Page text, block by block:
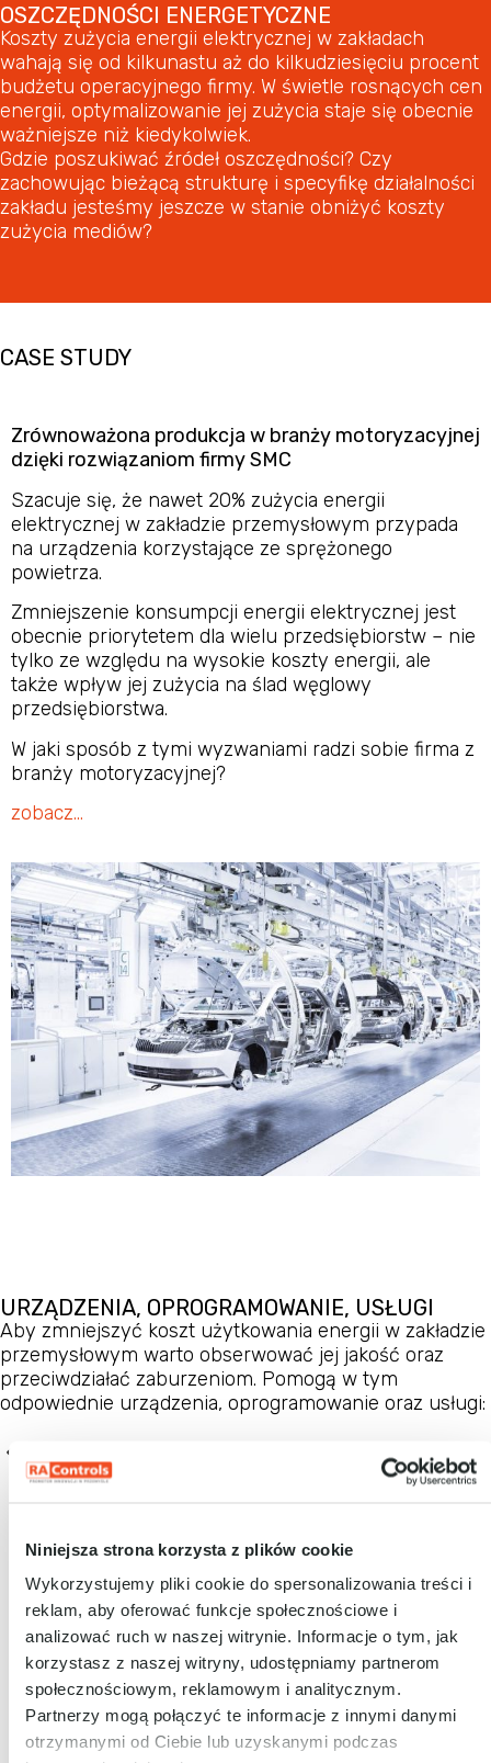
Niniejsza strona korzysta z plików cookie
Wykorzystujemy pliki cookie do spersonalizowania treści i
reklam, aby oferować funkcje społecznościowe i
analizować ruch w naszej witrynie. Informacje o tym, jak
korzystasz z naszej witryny, udostępniamy partnerom
społecznościowym, reklamowym i analitycznym.
Partnerzy mogą połączyć te informacje z innymi danymi
otrzymanymi od Ciebie lub uzyskanymi podczas
OSZCZĘDNOŚCI ENERGETYCZNE
Koszty zużycia energii elektrycznej w zakładach
wahają się od kilkunastu aż do kilkudziesięciu procent
budżetu operacyjnego firmy. W świetle rosnących cen
energii, optymalizowanie jej zużycia staje się obecnie
ważniejsze niż kiedykolwiek.
Gdzie poszukiwać źródeł oszczędności? Czy
zachowując bieżącą strukturę i specyfikę działalności
zakładu jesteśmy jeszcze w stanie obniżyć koszty
zużycia mediów?
CASE STUDY
Zrównoważona produkcja w branży motoryzacyjnej
dzięki rozwiązaniom firmy SMC
Szacuje się, że nawet 20% zużycia energii
elektrycznej w zakładzie przemysłowym przypada
na urządzenia korzystające ze sprężonego
powietrza.
Zmniejszenie konsumpcji energii elektrycznej jest
obecnie priorytetem dla wielu przedsiębiorstw – nie
tylko ze względu na wysokie koszty energii, ale
także wpływ jej zużycia na ślad węglowy
przedsiębiorstwa.
W jaki sposób z tymi wyzwaniami radzi sobie firma z
branży motoryzacyjnej?
zobacz…
URZĄDZENIA, OPROGRAMOWANIE, USŁUGI
Aby zmniejszyć koszt użytkowania energii w zakładzie
przemysłowym warto obserwować jej jakość oraz
przeciwdziałać zaburzeniom. Pomogą w tym
odpowiednie urządzenia, oprogramowanie oraz usługi: